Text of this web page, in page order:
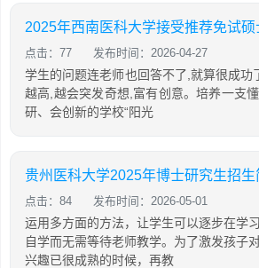
2025年西南医科大学接受推荐免试
点击：77 发布时间：2026-04-27
学生的问题连老师也回答不了,就算很成功
越高,越会突发奇想,富有创意。培养一支
研、会创新的学校“阳光
贵州医科大学2025年博士研究生招生
点击：84 发布时间：2026-05-01
运用多方面的方法，让学生可以逐步在学
自学而无需等待老师教学。为了激发孩子
兴趣已很成熟的时候，再教